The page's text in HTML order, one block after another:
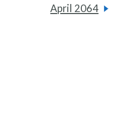
April 2064